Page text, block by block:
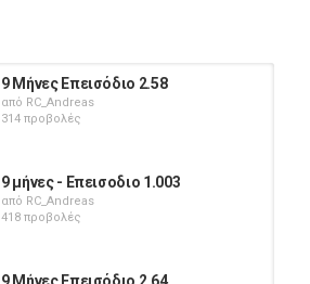
9 Μήνες Επεισόδιο 2.58
από RC_Andreas
314 προβολές
9 μήνες - Επεισοδιο 1.003
από RC_Andreas
418 προβολές
9 Μήνες Επεισόδιο 2.64